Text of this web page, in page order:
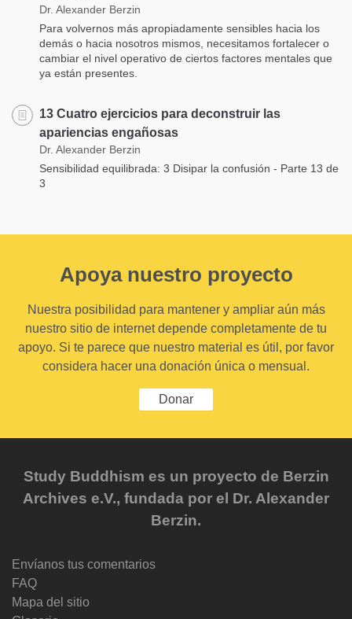
Dr. Alexander Berzin
Para volvernos más apropiadamente sensibles hacia los
demás o hacia nosotros mismos, necesitamos fortalecer o
cambiar el nivel operativo de ciertos factores mentales que
ya están presentes.
13 Cuatro ejercicios para deconstruir las
apariencias engañosas
Dr. Alexander Berzin
Sensibilidad equilibrada: 3 Disipar la confusión - Parte 13 de
3
Apoya nuestro proyecto
Nuestra posibilidad para mantener y ampliar aún más
nuestro sitio de internet depende completamente de tu
apoyo. Si te parece que nuestro material es útil, por favor
considera hacer una donación única o mensual.
Donar
Study Buddhism es un proyecto de Berzin
Archives e.V., fundada por el Dr. Alexander
Berzin.
Envíanos tus comentarios
FAQ
Mapa del sitio